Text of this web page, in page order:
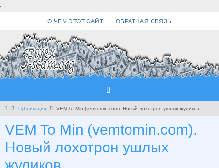
.
О ЧЕМ ЭТОТ САЙТ ОБРАТНАЯ СВЯЗЬ
Главная
Публикации VEM To Min (vemtomin.com). Новый лохотрон ушлых жуликов
VEM To Min (vemtomin.com).
Новый лохотрон ушлых